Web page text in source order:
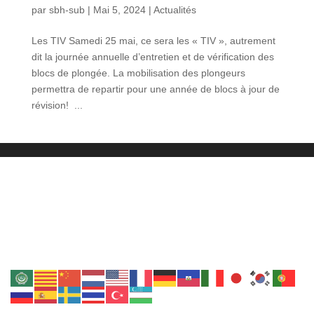
par sbh-sub| Mai 5, 2024| Actualités
Les TIV Samedi 25 mai, ce sera les « TIV », autrement
dit la journée annuelle d’entretien et de vérification des
blocs de plongée. La mobilisation des plongeurs
permettra de repartir pour une année de blocs à jour de
révision! ...